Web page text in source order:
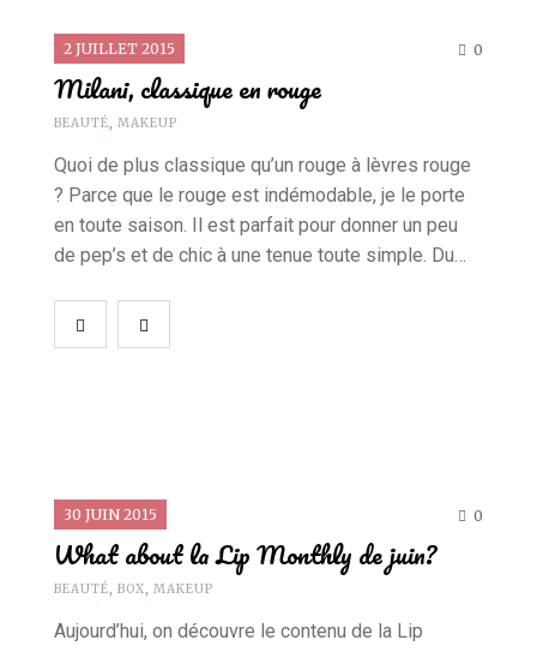
2 JUILLET 2015 0
Milani, classique en rouge
BEAUTÉ, MAKEUP
Quoi de plus classique qu’un rouge à lèvres rouge
? Parce que le rouge est indémodable, je le porte
en toute saison. Il est parfait pour donner un peu
de pep’s et de chic à une tenue toute simple. Du…
30 JUIN 2015 0
What about la Lip Monthly de juin?
BEAUTÉ, BOX, MAKEUP
Aujourd’hui, on découvre le contenu de la Lip